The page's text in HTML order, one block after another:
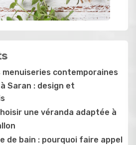
menuiseries contemporaines
Saran : design et
une véranda adaptée à
de bain : pourquoi faire appel